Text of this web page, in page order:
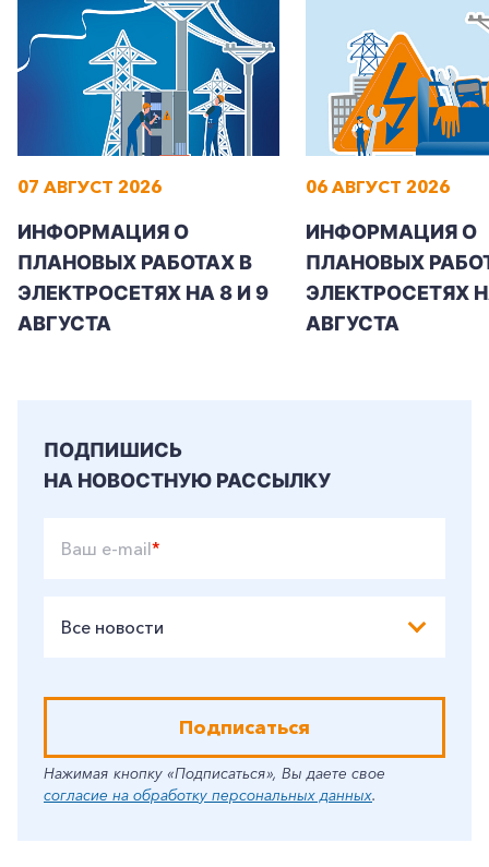
07 АВГУСТ 2026
ИНФОРМАЦИЯ О
ПЛАНОВЫХ РАБОТАХ В
ЭЛЕКТРОСЕТЯХ НА 8 И 9
АВГУСТА
06 АВГУСТ 2026
ИНФОРМАЦИЯ О
ПЛАНОВЫХ
ЭЛЕКТРОСЕТЯХ
АВГУСТА
ПОДПИШИСЬ
НА НОВОСТНУЮ РАССЫЛКУ
Ваш e-mail*
Все новости
Подписаться
Нажимая кнопку «Подписаться», Вы даете свое
согласие на обработку персональных данных.